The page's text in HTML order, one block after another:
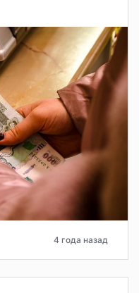
4 года назад